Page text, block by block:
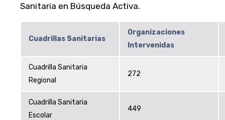
Sanitaria en Búsqueda Activa.
Cuadrillas Sanitarias
Organizaciones
Intervenidas
Cuadrilla Sanitaria
Regional
272
Cuadrilla Sanitaria
Escolar
449